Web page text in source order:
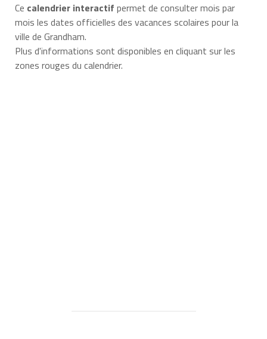
Ce calendrier interactif permet de consulter mois par
mois les dates officielles des vacances scolaires pour la
ville de Grandham.
Plus d'informations sont disponibles en cliquant sur les
zones rouges du calendrier.